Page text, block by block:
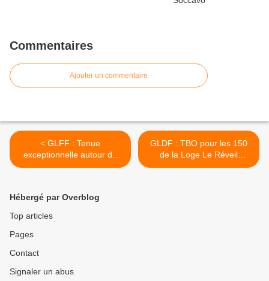
Commentaires
Ajouter un commentaire
< GLFF : Tenue
exceptionnelle autour du
film Sorcières le Premier
GLDF : TBO pour les 150
de la Loge Le Réveil
Maçonnique - L'éducation
Hébergé par Overblog
Top articles
Pages
Contact
Signaler un abus